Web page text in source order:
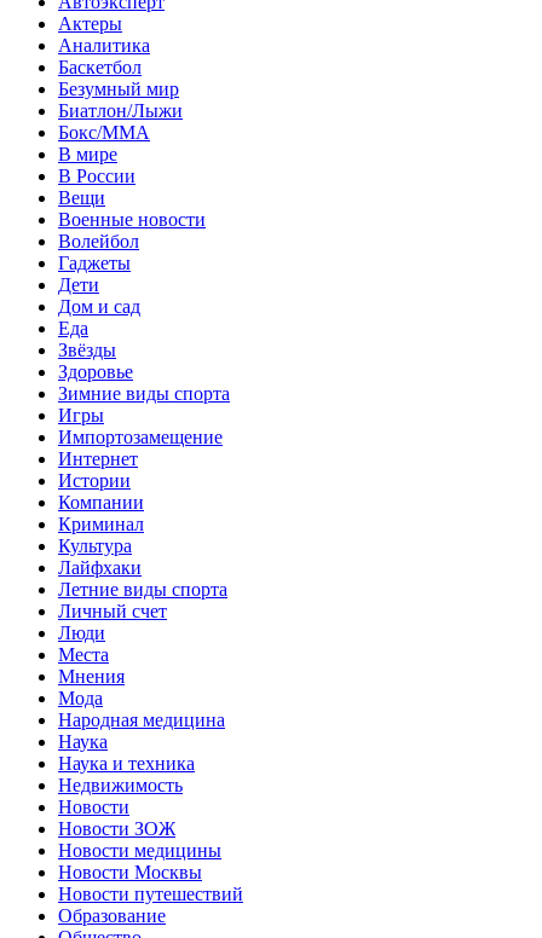
Актеры
Аналитика
Баскетбол
Безумный мир
Биатлон/Лыжи
Бокс/MMA
В мире
В России
Вещи
Военные новости
Волейбол
Гаджеты
Дети
Дом и сад
Еда
Звёзды
Здоровье
Зимние виды спорта
Игры
Импортозамещение
Интернет
Истории
Компании
Криминал
Культура
Лайфхаки
Летние виды спорта
Личный счет
Люди
Места
Мнения
Мода
Народная медицина
Наука
Наука и техника
Недвижимость
Новости
Новости ЗОЖ
Новости медицины
Новости Москвы
Новости путешествий
Образование